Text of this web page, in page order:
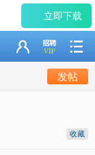
立即下载
发帖
收藏